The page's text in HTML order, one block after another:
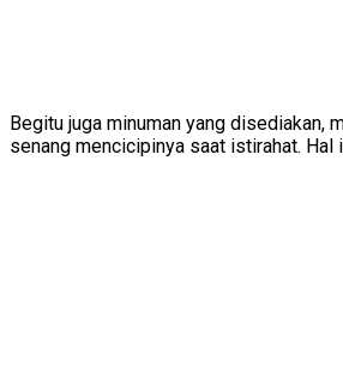
Begitu juga minuman yang disediakan,
senang mencicipinya saat istirahat. Hal